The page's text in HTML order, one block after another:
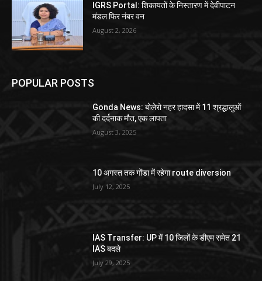
IGRS Portal: शिकायतों के निस्तारण में देवीपाटन
मंडल फिर नंबर वन
August 2, 2026
POPULAR POSTS
Gonda News: बोलेरो नहर हादसा में 11 श्रद्धालुओं
की दर्दनाक मौत, एक लापता
August 3, 2025
10 अगस्त तक गोंडा में रहेगा route diversion
July 12, 2025
IAS Transfer: UP में 10 जिलों के डीएम समेत 21
IAS बदले
July 29, 2025